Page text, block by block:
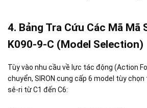
4. Bảng Tra Cứu Các Mã Mã
K090-9-C (Model Selection)
Tùy vào nhu cầu về lực tác động (Action
chuyển, SIRON cung cấp 6 model tùy
sê-ri từ C1 đến C6: